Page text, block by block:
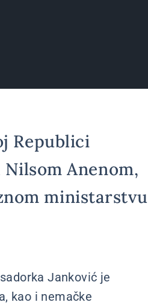
Republici
Nilsom Anenom,
ministarstvu
Janković je
kao i nemačke